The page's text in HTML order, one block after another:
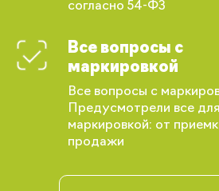
согласно 54-ФЗ
Все вопросы с
маркировкой
Все вопросы с
Предусмотрели все
маркировкой: от
продажи
Вы сможете отслеживать
заказов и получать